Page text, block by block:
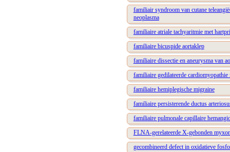
familiair syndroom van cutane
neoplasma
familiaire atriale tachyaritmie met
familiaire bicuspide aortaklep
familiaire dissectie en aneurysma van
familiaire gedilateerde
familiaire hemiplegische migraine
familiaire persisterende ductus
familiaire pulmonale capillaire
FLNA-gerelateerde X-gebonden
gecombineerd defect in oxidatieve